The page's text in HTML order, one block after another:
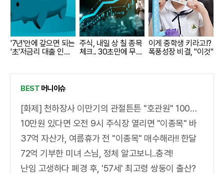
'7년'안에 갚으면 되는
'초'저금리 대출 인
주식, 내일 상 칠 종목
체크.. 30초만에 무료
이게 중학생 키라고!?
폭풍성장 비결, "이것"
BEST 머니이슈
[화제] 천하장사 이만기의 관절튼튼 "호관원" 100%당첨 혜택 난리나!!
10만원 있다면 오전 9시 주식장 열리면 "이종목" 바
37억 자산가, 여름휴가 전 "이종목" 매수해라!! 한달
72억 기부한 미녀 스님, 정체 알고보니..충격!
난임 고생하다 폐경 후, '57세' 최고령 쌍둥이 출산?